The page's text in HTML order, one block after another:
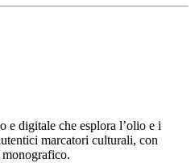
e digitale che esplora l’olio e i
marcatori culturali, con